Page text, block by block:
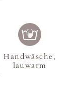
Handwäsche,
lauwarm